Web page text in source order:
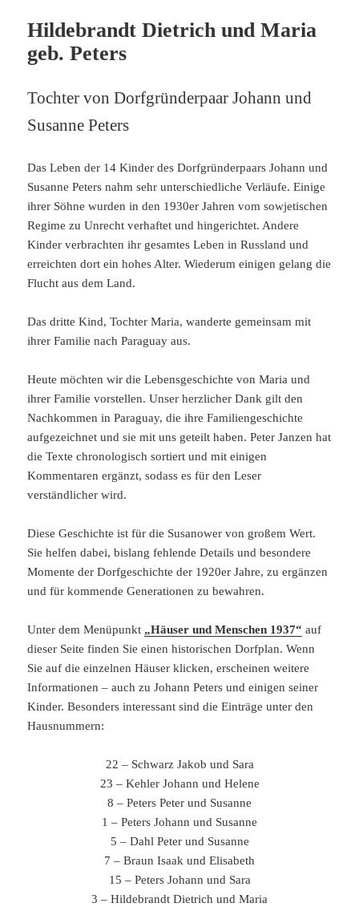
Hildebrandt Dietrich und Maria
geb. Peters
Tochter von Dorfgründerpaar Johann und
Susanne Peters
Das Leben der 14 Kinder des Dorfgründerpaars Johann und
Susanne Peters nahm sehr unterschiedliche Verläufe. Einige
ihrer Söhne wurden in den 1930er Jahren vom sowjetischen
Regime zu Unrecht verhaftet und hingerichtet. Andere
Kinder verbrachten ihr gesamtes Leben in Russland und
erreichten dort ein hohes Alter. Wiederum einigen gelang die
Flucht aus dem Land.
Das dritte Kind, Tochter Maria, wanderte gemeinsam mit
ihrer Familie nach Paraguay aus.
Heute möchten wir die Lebensgeschichte von Maria und
ihrer Familie vorstellen. Unser herzlicher Dank gilt den
Nachkommen in Paraguay, die ihre Familiengeschichte
aufgezeichnet und sie mit uns geteilt haben. Peter Janzen hat
die Texte chronologisch sortiert und mit einigen
Kommentaren ergänzt, sodass es für den Leser
verständlicher wird.
Diese Geschichte ist für die Susanower von großem Wert.
Sie helfen dabei, bislang fehlende Details und besondere
Momente der Dorfgeschichte der 1920er Jahre, zu ergänzen
und für kommende Generationen zu bewahren.
Unter dem Menüpunkt „Häuser und Menschen 1937“ auf
dieser Seite finden Sie einen historischen Dorfplan. Wenn
Sie auf die einzelnen Häuser klicken, erscheinen weitere
Informationen – auch zu Johann Peters und einigen seiner
Kinder. Besonders interessant sind die Einträge unter den
Hausnummern:
22 – Schwarz Jakob und Sara
23 – Kehler Johann und Helene
8 – Peters Peter und Susanne
1 – Peters Johann und Susanne
5 – Dahl Peter und Susanne
7 – Braun Isaak und Elisabeth
15 – Peters Johann und Sara
3 – Hildebrandt Dietrich und Maria